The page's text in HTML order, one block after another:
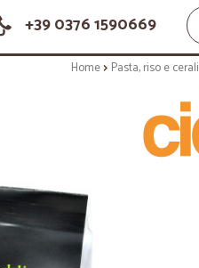
+39 0376 1590669
Home Pasta, riso e cerali